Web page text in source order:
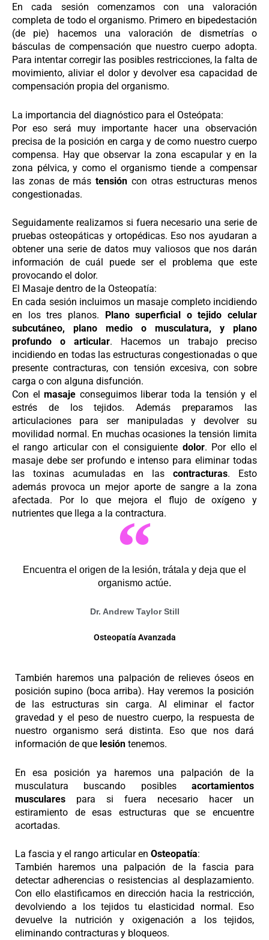
En cada sesión comenzamos con una valoración
completa de todo el organismo. Primero en bipedestación
(de pie) hacemos una valoración de dismetrías o
básculas de compensación que nuestro cuerpo adopta.
Para intentar corregir las posibles restricciones, la falta de
movimiento, aliviar el dolor y devolver esa capacidad de
compensación propia del organismo.
La importancia del diagnóstico para el Osteópata:
Por eso será muy importante hacer una observación
precisa de la posición en carga y de como nuestro cuerpo
compensa. Hay que observar la zona escapular y en la
zona pélvica, y como el organismo tiende a compensar
las zonas de más tensión con otras estructuras menos
congestionadas.
Seguidamente realizamos si fuera necesario una serie de
pruebas osteopáticas y ortopédicas. Eso nos ayudaran a
obtener una serie de datos muy valiosos que nos darán
información de cuál puede ser el problema que este
provocando el dolor.
El Masaje dentro de la Osteopatía:
En cada sesión incluimos un masaje completo incidiendo
en los tres planos.
Plano superficial o tejido celular
subcutáneo, plano medio o musculatura, y plano
profundo o articular. Hacemos un trabajo preciso
incidiendo en todas las estructuras congestionadas o que
presente contracturas, con tensión excesiva, con sobre
carga o con alguna disfunción.
Con elmasaje conseguimos liberar toda la tensión y el
estrés de los tejidos. Además preparamos las
articulaciones para ser manipuladas y devolver su
movilidad normal. En muchas ocasiones la tensión limita
el rango articular con el consiguiente dolor. Por ello el
masaje debe ser profundo e intenso para eliminar todas
las toxinas acumuladas en lascontracturas. Esto
además provoca un mejor aporte de sangre a la zona
afectada. Por lo que mejora el flujo de oxígeno y
nutrientes que llega a la contractura.
Encuentra el origen de la lesión, trátala y deja que el
organismo actúe.
Dr. Andrew Taylor Still
Osteopatía Avanzada
También haremos una palpación de relieves óseos en
posición supino (boca arriba). Hay veremos la posición
de las estructuras sin carga. Al eliminar el factor
gravedad y el peso de nuestro cuerpo, la respuesta de
nuestro organismo será distinta. Eso que nos dará
información de que lesión tenemos.
En esa posición ya haremos una palpación de la
musculatura buscando posibles acortamientos
musculares para si fuera necesario hacer un
estiramiento de esas estructuras que se encuentre
acortadas.
La fascia y el rango articular en Osteopatía:
También haremos una palpación de la fascia para
detectar adherencias o resistencias al desplazamiento.
Con ello elastificamos en dirección hacia la restricción,
devolviendo a los tejidos tu elasticidad normal. Eso
devuelve la nutrición y oxigenación a los tejidos,
eliminando contracturas y bloqueos.